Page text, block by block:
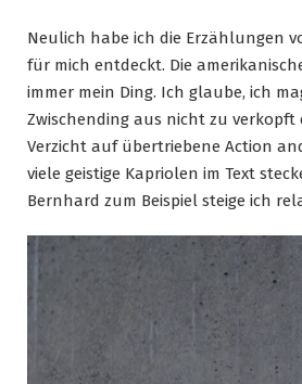
Neulich habe ich die Erzählungen
für mich entdeckt. Die
immer mein Ding. Ich glaube, ich
Zwischending aus nicht zu verkopft
Verzicht auf übertriebene Action
viele geistige Kapriolen im Text
Bernhard zum Beispiel steige ich